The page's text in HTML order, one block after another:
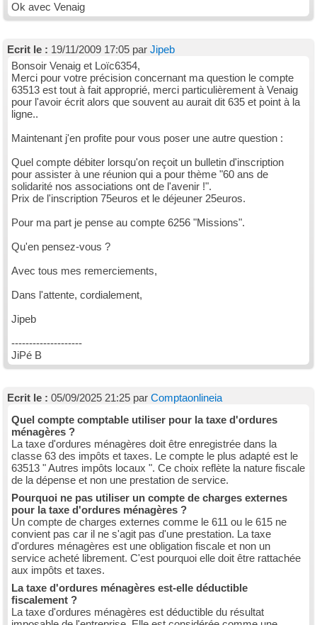
Ok avec Venaig
Ecrit le : 19/11/2009 17:05 par Jipeb
Bonsoir Venaig et Loïc6354,
Merci pour votre précision concernant ma question le compte
63513 est tout à fait approprié, merci particulièrement à Venaig
pour l'avoir écrit alors que souvent au aurait dit 635 et point à la
ligne..
Maintenant j'en profite pour vous poser une autre question :
Quel compte débiter lorsqu'on reçoit un bulletin d'inscription
pour assister à une réunion qui a pour thème "60 ans de
solidarité nos associations ont de l'avenir !".
Prix de l'inscription 75euros et le déjeuner 25euros.
Pour ma part je pense au compte 6256 "Missions".
Qu'en pensez-vous ?
Avec tous mes remerciements,
Dans l'attente, cordialement,
Jipeb
--------------------
JiPé B
Ecrit le : 05/09/2025 21:25 par Comptaonlineia
Quel compte comptable utiliser pour la taxe d'ordures
ménagères ?
La taxe d'ordures ménagères doit être enregistrée dans la
classe 63 des impôts et taxes. Le compte le plus adapté est le
63513 " Autres impôts locaux ". Ce choix reflète la nature fiscale
de la dépense et non une prestation de service.
Pourquoi ne pas utiliser un compte de charges externes
pour la taxe d'ordures ménagères ?
Un compte de charges externes comme le 611 ou le 615 ne
convient pas car il ne s'agit pas d'une prestation. La taxe
d'ordures ménagères est une obligation fiscale et non un
service acheté librement. C'est pourquoi elle doit être rattachée
aux impôts et taxes.
La taxe d'ordures ménagères est-elle déductible
fiscalement ?
La taxe d'ordures ménagères est déductible du résultat